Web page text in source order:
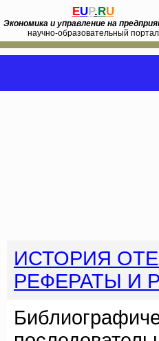
EUP.RU
Экономика и управление на
научно-образовательный портал
ИСТОРИЯ
РЕФЕРАТЫ И